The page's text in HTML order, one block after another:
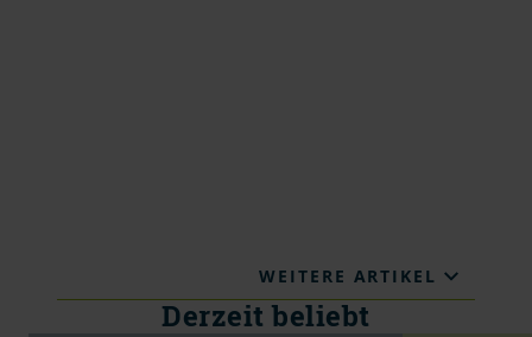
WEITERE ARTIKEL
Derzeit beliebt